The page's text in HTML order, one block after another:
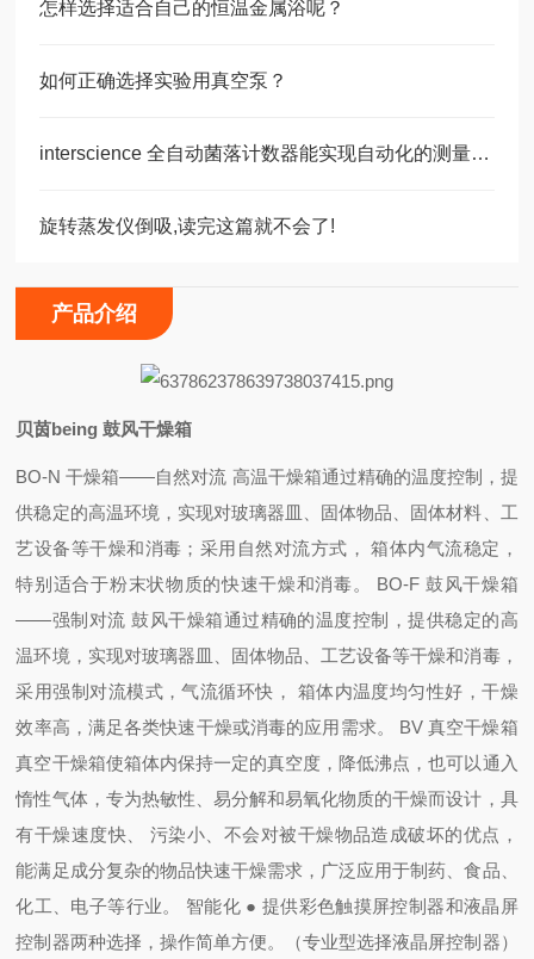
怎样选择适合自己的恒温金属浴呢？
如何正确选择实验用真空泵？
interscience 全自动菌落计数器能实现自动化的测量过程
旋转蒸发仪倒吸,读完这篇就不会了!
产品介绍
贝茵being 鼓风干燥箱
BO-N干燥箱——自然对流 高温干燥箱通过精确的温度控制，提
供稳定的高温环境，实现对玻璃器皿、固体物品、固体材料、工
艺设备等干燥和消毒；采用自然对流方式，
箱体内气流稳定，
特别适合于粉末状物质的快速干燥和消毒。
BO-F 鼓风干燥箱
——强制对流 鼓风干燥箱通过精确的温度控制，提供稳定的高
温环境，实现对玻璃器皿、固体物品、工艺设备等干燥和消毒，
采用强制对流模式，气流循环快，
箱体内温度均匀性好，干燥
效率高，满足各类快速干燥或消毒的应用需求。
BV真空干燥箱
真空干燥箱使箱体内保持一定的真空度，降低沸点，也可以通入
惰性气体，专为热敏性、易分解和易氧化物质的干燥而设计，具
有干燥速度快、
污染小、不会对被干燥物品造成破坏的优点，
能满足成分复杂的物品快速干燥需求，广泛应用于制药、食品、
化工、电子等行业。
智能化 ●提供彩色触摸屏控制器和液晶屏
控制器两种选择，操作简单方便。（专业型选择液晶屏控制器）